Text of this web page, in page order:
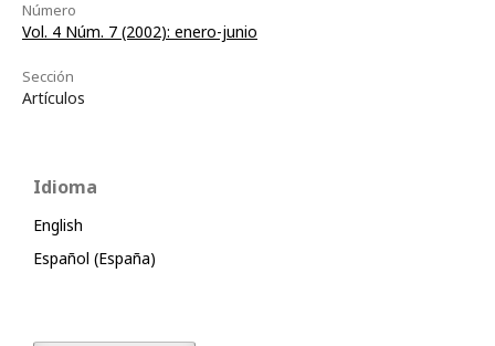
Número
Vol. 4 Núm. 7 (2002): enero-junio
Sección
Artículos
Idioma
English
Español (España)